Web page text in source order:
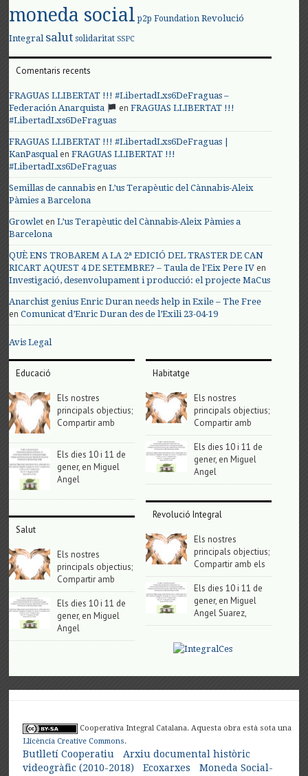
moneda social p2p Foundation Revolució
Integral salut solidaritat SSPC
Comentaris recents
FRAGUAS LLIBERTAT !!! #LibertadLxs6DeFraguas –
Federación Anarquista
enFRAGUAS LLIBERTAT !!!
#LibertadLxs6DeFraguas
FRAGUAS LLIBERTAT !!! #LibertadLxs6DeFraguas |
KanPasqualenFRAGUAS LLIBERTAT !!!
#LibertadLxs6DeFraguas
Semillas de cannabis enL’us Terapèutic del Cànnabis-Aleix
Pàmies a Barcelona
Growlet enL’us Terapèutic del Cànnabis-Aleix Pàmies a
Barcelona
QUÈ ENS TROBAREM A LA 2ª EDICIÓ DEL TRASTER DE CAN
RICART AQUEST 4 DE SETEMBRE? – Taula de l'Eix Pere IV en
Investigació, desenvolupament i producció: el projecte MaCus
Anarchist genius Enric Duran needs help in Exile – The Free
enComunicat d’Enric Duran des de l’Exili 23-04-19
Avis Legal
Educació
Els nostres
principals objectius;
Compartir amb
Els dies 10 i 11 de
gener, en Miguel
Angel
Salut
Els nostres
principals objectius;
Compartir amb
Els dies 10 i 11 de
gener, en Miguel
Angel
Habitatge
Els nostres
principals objectius;
Compartir amb
Els dies 10 i 11 de
gener, en Miguel
Angel
Revolució Integral
Els nostres
principals objectius;
Compartir amb els
Els dies 10 i 11 de
gener, en Miguel
Angel Suarez,
Cooperativa Integral Catalana. Aquesta obra està sota una
Llicència Creative Commons.
Butlletí Cooperatiu
Arxiu documental històric
videogràfic (2010-2018)
Ecoxarxes Moneda Social-